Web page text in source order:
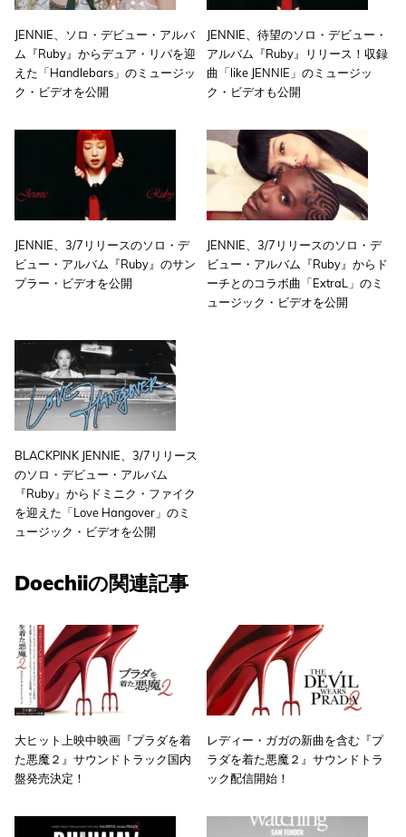
JENNIE、ソロ・デビュー・アルバ
ム『Ruby』からデュア・リパを迎
えた「Handlebars」のミュージッ
ク・ビデオを公開
JENNIE、待望のソロ・デビュー・
アルバム『Ruby』リリース！収録
曲「like JENNIE」のミュージッ
ク・ビデオも公開
JENNIE、3/7リリースのソロ・デ
ビュー・アルバム『Ruby』のサン
プラー・ビデオを公開
JENNIE、3/7リリースのソロ・デ
ビュー・アルバム『Ruby』からド
ーチとのコラボ曲「ExtraL」のミ
ュージック・ビデオを公開
BLACKPINK JENNIE、3/7リリース
のソロ・デビュー・アルバム
『Ruby』からドミニク・ファイク
を迎えた「Love Hangover」のミ
ュージック・ビデオを公開
Doechiiの関連記事
大ヒット上映中映画『プラダを着
た悪魔２』サウンドトラック国内
盤発売決定！
レディー・ガガの新曲を含む『プ
ラダを着た悪魔２』サウンドトラ
ック配信開始！